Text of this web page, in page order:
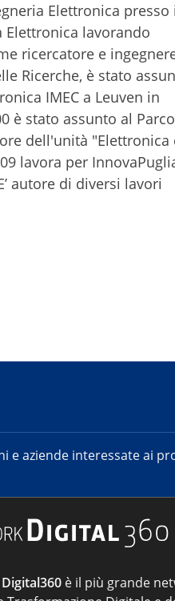
Elettronica presso
Elettronica lavorando
ricercatore e
Ricerche, è stato
IMEC a Leuven in
è stato assunto al Parco
dell'unità "Elettronica
lavora per
autore di diversi lavori
e aziende interessate ai
è il più grande